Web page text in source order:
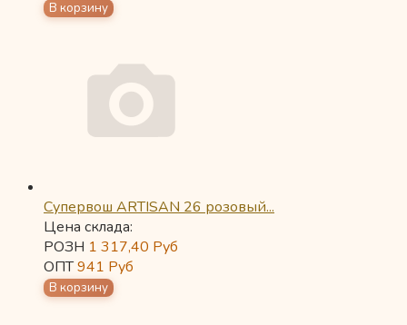
Супервош ARTISAN 26 розовый...
Цена склада:
РОЗН 1 317,40 Руб
ОПТ941 Руб